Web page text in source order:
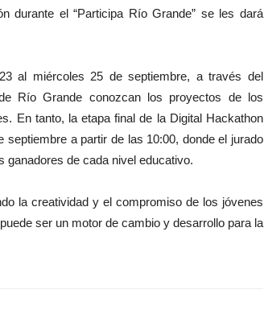
durante el “Participa Río Grande” se les dará
al miércoles 25 de septiembre, a través del
Río Grande conozcan los proyectos de los
En tanto, la etapa final de la Digital Hackathon
a partir de las 10:00, donde el jurado
de cada nivel educativo.
la creatividad y el compromiso de los jóvenes
ser un motor de cambio y desarrollo para la